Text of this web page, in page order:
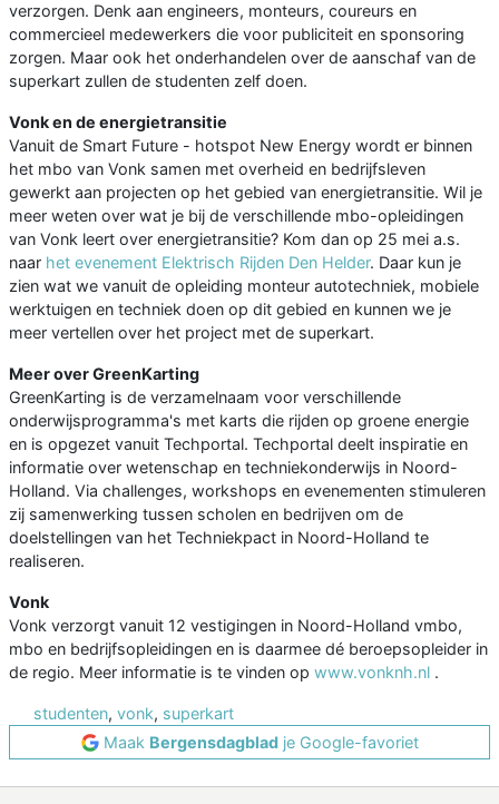
verzorgen. Denk aan engineers, monteurs, coureurs en
commercieel medewerkers die voor publiciteit en sponsoring
zorgen. Maar ook het onderhandelen over de aanschaf van de
superkart zullen de studenten zelf doen.
Vonk en de energietransitie
Vanuit de Smart Future - hotspot New Energy wordt er binnen
het mbo van Vonk samen met overheid en bedrijfsleven
gewerkt aan projecten op het gebied van energietransitie. Wil je
meer weten over wat je bij de verschillende mbo-opleidingen
van Vonk leert over energietransitie? Kom dan op 25 mei a.s.
naar het evenement Elektrisch Rijden Den Helder. Daar kun je
zien wat we vanuit de opleiding monteur autotechniek, mobiele
werktuigen en techniek doen op dit gebied en kunnen we je
meer vertellen over het project met de superkart.
Meer over GreenKarting
GreenKarting is de verzamelnaam voor verschillende
onderwijsprogramma's met karts die rijden op groene energie
en is opgezet vanuit Techportal. Techportal deelt inspiratie en
informatie over wetenschap en techniekonderwijs in Noord-
Holland. Via challenges, workshops en evenementen stimuleren
zij samenwerking tussen scholen en bedrijven om de
doelstellingen van het Techniekpact in Noord-Holland te
realiseren.
Vonk
Vonk verzorgt vanuit 12 vestigingen in Noord-Holland vmbo,
mbo en bedrijfsopleidingen en is daarmee dé beroepsopleider in
de regio. Meer informatie is te vinden op www.vonknh.nl .
studenten, vonk, superkart
Maak Bergensdagbladje Google-favoriet